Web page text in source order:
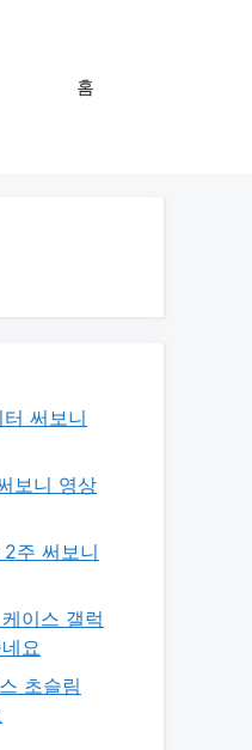
홈
써보니
보니 영상
주 써보니
이스 갤럭
요
초슬림